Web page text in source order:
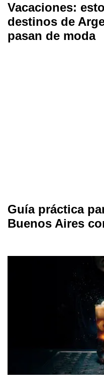
Vacaciones:
destinos de
pasan de moda
Guía práctica
Buenos Aires